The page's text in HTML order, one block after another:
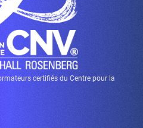
certifiés du Centre pour la